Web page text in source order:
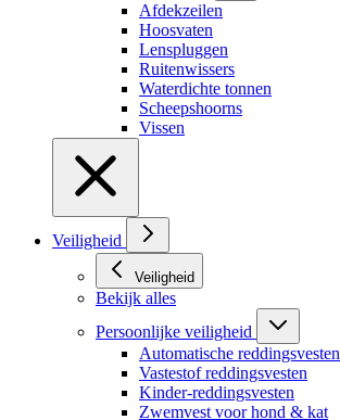
Afdekzeilen
Hoosvaten
Lenspluggen
Ruitenwissers
Waterdichte tonnen
Scheepshoorns
Vissen
Veiligheid
Veiligheid
Bekijk alles
Persoonlijke veiligheid
Automatische reddingsvesten
Vastestof reddingsvesten
Kinder-reddingsvesten
Zwemvest voor hond & kat